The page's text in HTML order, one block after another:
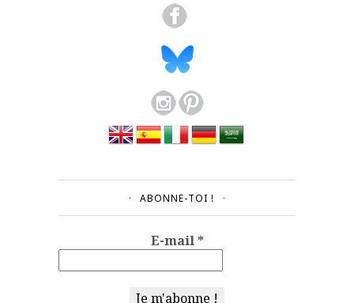
ABONNE-TOI !
E-mail*